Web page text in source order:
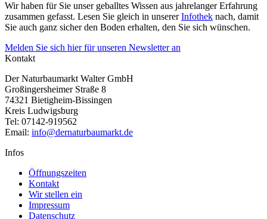
Wir haben für Sie unser geballtes Wissen aus jahrelanger Erfahrung
zusammen gefasst. Lesen Sie gleich in unsererInfothek nach, damit
Sie auch ganz sicher den Boden erhalten, den Sie sich wünschen.
Melden Sie sich hier für unseren Newsletter an
Kontakt
Der Naturbaumarkt Walter GmbH
Großingersheimer Straße 8
74321 Bietigheim-Bissingen
Kreis Ludwigsburg
Tel: 07142-919562
Email: info@dernaturbaumarkt.de
Infos
Öffnungszeiten
Kontakt
Wir stellen ein
Impressum
Datenschutz